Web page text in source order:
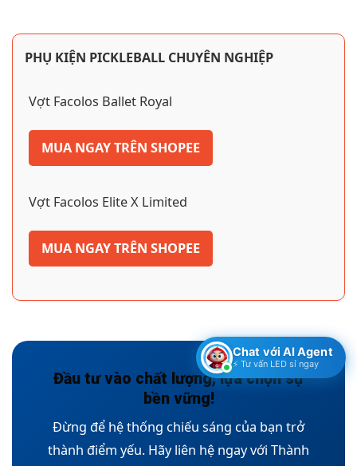
PHỤ KIỆN PICKLEBALL CHUYÊN NGHIỆP
Vợt Facolos Ballet Royal
MUA NGAY TRÊN SHOPEE
Vợt Facolos Elite X Limited
MUA NGAY TRÊN SHOPEE
Đầu tư vào chất lượng, lựa chọn sự
bền vững!
Đừng để hệ thống chiếu sáng của bạn trở
thành điểm yếu. Hãy liên hệ ngay với Thành
Chat với AI Agent
⚡ Tư vấn LED sỉ ngay